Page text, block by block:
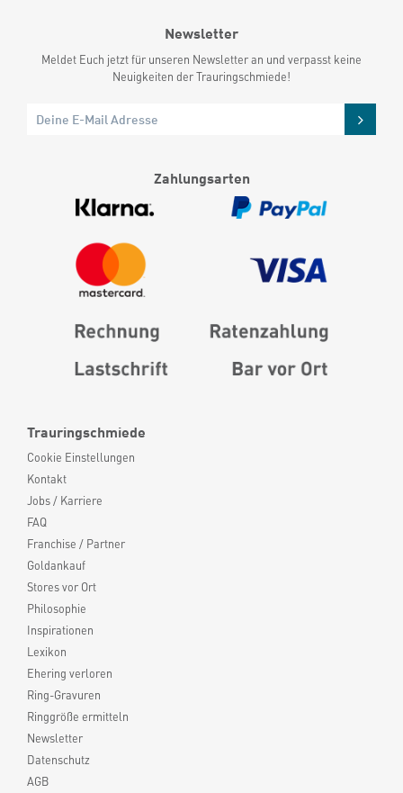
Trauringschmiede
Cookie Einstellungen
Kontakt
Jobs / Karriere
FAQ
Franchise / Partner
Goldankauf
Stores vor Ort
Philosophie
Inspirationen
Lexikon
Ehering verloren
Ring-Gravuren
Ringgröße ermitteln
Newsletter
Datenschutz
AGB
Newsletter
Meldet Euch jetzt für unseren Newsletter an und verpasst keine
Neuigkeiten der Trauringschmiede!
Zahlungsarten